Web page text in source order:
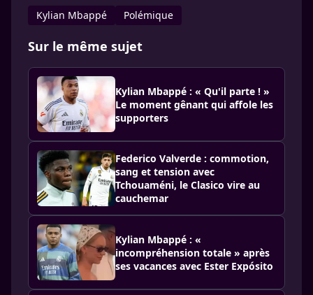
Kylian Mbappé
Polémique
Sur le même sujet
Kylian Mbappé : « Qu'il parte ! »
Le moment gênant qui affole les
supporters
Federico Valverde : commotion,
sang et tension avec
Tchouaméni, le Clasico vire au
cauchemar
Kylian Mbappé : «
incompréhension totale » après
ses vacances avec Ester Expósito